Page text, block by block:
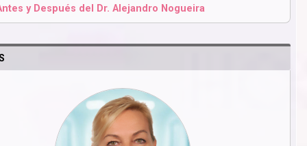
y Después del Dr. Alejandro Nogueira